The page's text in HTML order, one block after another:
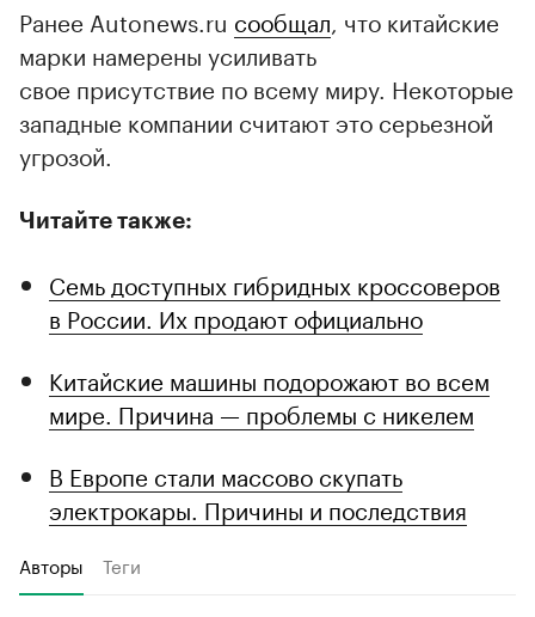
Ранее Autonews.ru сообщал , что китайские
марки намерены усиливать
свое присутствие по всему миру. Некоторые
западные компании считают это серьезной
угрозой.
Читайте также:
Семь доступных гибридных кроссоверов
в России. Их продают официально
Китайские машины подорожают во всем
мире. Причина — проблемы с никелем
В Европе стали массово скупать
электрокары. Причины и последствия
Авторы Теги